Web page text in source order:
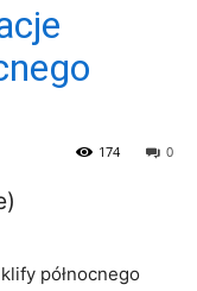
0
174
północnego